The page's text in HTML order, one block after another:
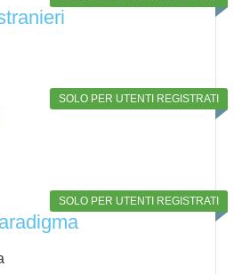
SOLO PER UTENTI REGISTRATI
SOLO PER UTENTI REGISTRATI